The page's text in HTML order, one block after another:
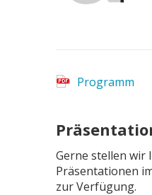
Programm
Gerne stellen wir
Präsentationen
zur Verfügung.